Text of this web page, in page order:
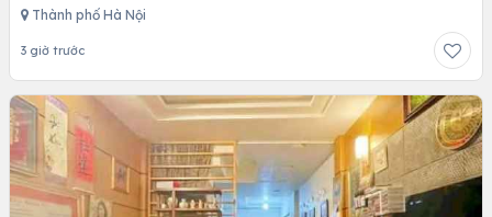
Thành phố Hà Nội
3 giờ trước